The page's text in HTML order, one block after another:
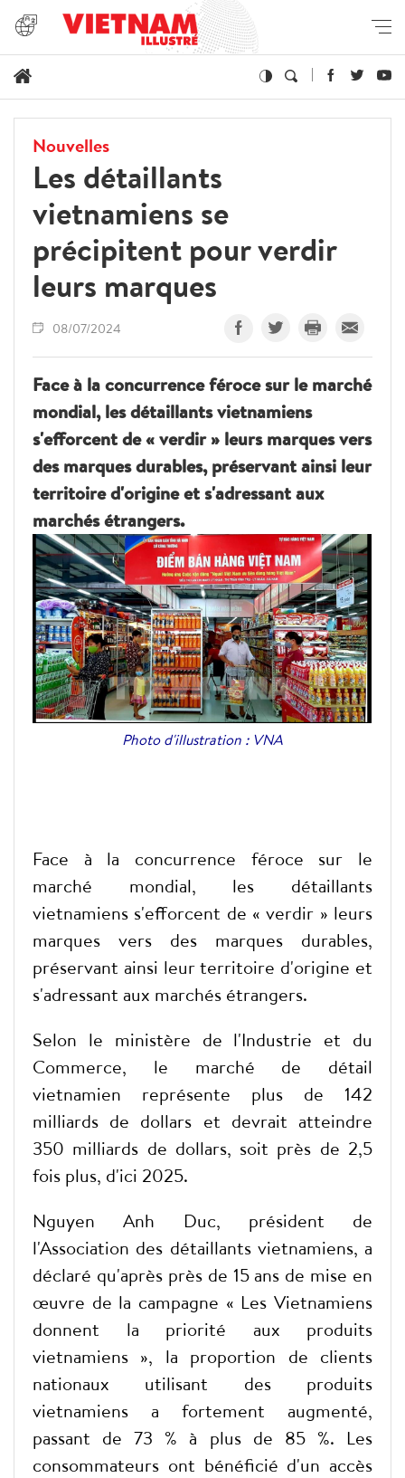
Nouvelles
Les détaillants
vietnamiens se
précipitent pour verdir
leurs marques
08/07/2024
Face à la concurrence féroce sur le marché
mondial, les détaillants vietnamiens
s'efforcent de « verdir » leurs marques vers
des marques durables, préservant ainsi leur
territoire d'origine et s'adressant aux
marchés étrangers.
Photo d'illustration : VNA
Face à la concurrence féroce sur le
marché mondial, les détaillants
vietnamiens s'efforcent de « verdir » leurs
marques vers des marques durables,
préservant ainsi leur territoire d'origine et
s'adressant aux marchés étrangers.
Selon le ministère de l'Industrie et du
Commerce, le marché de détail
vietnamien représente plus de 142
milliards de dollars et devrait atteindre
350 milliards de dollars, soit près de 2,5
fois plus, d'ici 2025.
Nguyen Anh Duc, président de
l'Association des détaillants vietnamiens, a
déclaré qu'après près de 15 ans de mise en
œuvre de la campagne « Les Vietnamiens
donnent la priorité aux produits
vietnamiens », la proportion de clients
nationaux utilisant des produits
vietnamiens a fortement augmenté,
passant de 73 % à plus de 85 %. Les
consommateurs ont bénéficié d'un accès